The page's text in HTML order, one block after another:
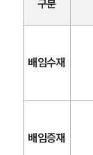
구분
배임수재
배임증재